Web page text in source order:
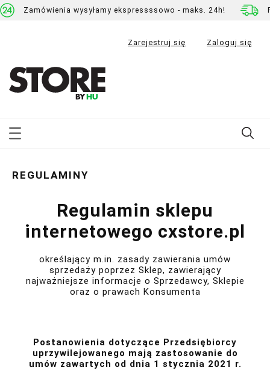
Zamówienia wysyłamy ekspressssowo - maks. 24h!
Zarejestruj się Zaloguj się
REGULAMINY
Regulamin sklepu
internetowego cxstore.pl
określający m.in. zasady zawierania umów
sprzedaży poprzez Sklep, zawierający
najważniejsze informacje o Sprzedawcy, Sklepie
oraz o prawach Konsumenta
Postanowienia dotyczące Przedsiębiorcy
uprzywilejowanego mają zastosowanie do
umów zawartych od dnia 1 stycznia 2021 r.